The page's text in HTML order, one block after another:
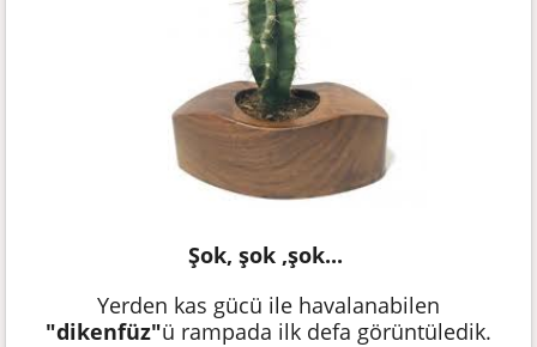
Şok, şok ,şok...
Yerden kas gücü ile havalanabilen
"dikenfüz"ü rampada ilk defa görüntüledik.